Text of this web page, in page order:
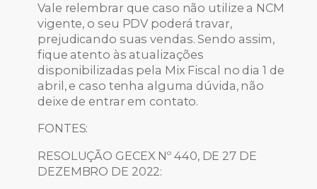
Vale relembrar que caso não utilize a NCM
vigente, o seu PDV poderá travar,
prejudicando suas vendas. Sendo assim,
fique atento às atualizações
disponibilizadas pela Mix Fiscal no dia 1 de
abril, e caso tenha alguma dúvida, não
deixe de entrar em contato.
FONTES:
RESOLUÇÃO GECEX Nº 440, DE 27 DE
DEZEMBRO DE 2022: